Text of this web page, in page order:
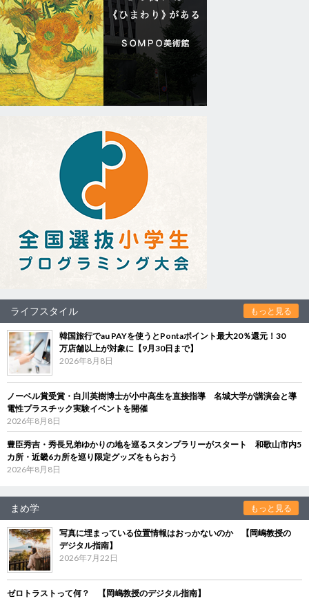
ライフスタイル もっと見る
韓国旅行でau PAYを使うとPontaポイント最大20％還元！30
万店舗以上が対象に【9月30日まで】
2026年8月8日
ノーベル賞受賞・白川英樹博士が小中高生を直接指導 名城大学が講演会と導
電性プラスチック実験イベントを開催
2026年8月8日
豊臣秀吉・秀長兄弟ゆかりの地を巡るスタンプラリーがスタート 和歌山市内5
カ所・近畿6カ所を巡り限定グッズをもらおう
2026年8月8日
まめ学 もっと見る
写真に埋まっている位置情報はおっかないのか 【岡嶋教授の
デジタル指南】
2026年7月22日
ゼロトラストって何？ 【岡嶋教授のデジタル指南】